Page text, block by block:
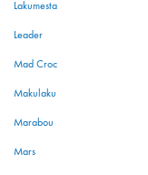
Lakumesta
Leader
Mad Croc
Makulaku
Marabou
Mars